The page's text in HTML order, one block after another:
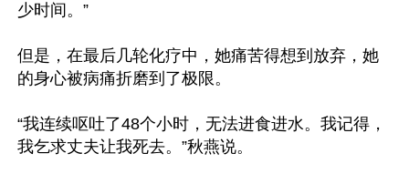
少时间。”
但是，在最后几轮化疗中，她痛苦得想到放弃，她
的身心被病痛折磨到了极限。
“我连续呕吐了48个小时，无法进食进水。我记得，
我乞求丈夫让我死去。”秋燕说。